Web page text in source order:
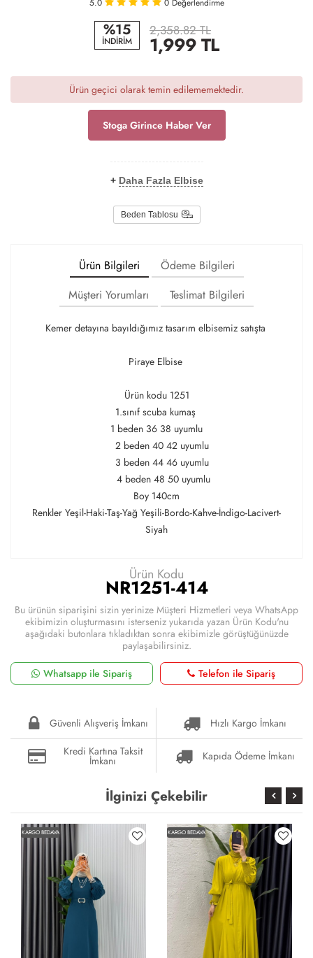
5.0 0 Değerlendirme
%15
İNDİRİM
2,358.82 TL
1,999TL
Ürün geçici olarak temin edilememektedir.
Stoga Girince Haber Ver
+ Daha Fazla Elbise
Beden Tablosu
Ürün Bilgileri
Ödeme Bilgileri
Müşteri Yorumları
Teslimat Bilgileri
Kemer detayına bayıldığımız tasarım elbisemiz satışta
Piraye Elbise
Ürün kodu 1251
1.sınıf scuba kumaş
1 beden 36 38 uyumlu
2 beden 40 42 uyumlu
3 beden 44 46 uyumlu
4 beden 48 50 uyumlu
Boy 140cm
Renkler Yeşil-Haki-Taş-Yağ Yeşili-Bordo-Kahve-İndigo-Lacivert-
Siyah
Ürün Kodu
NR1251-414
Bu ürünün siparişini sizin yerinize Müşteri Hizmetleri veya WhatsApp
ekibimizin oluşturmasını isterseniz yukarıda yazan Ürün Kodu'nu
aşağıdaki butonlara tıkladıktan sonra ekibimizle görüştüğünüzde
paylaşabilirsiniz.
Whatsapp ile Sipariş
Telefon ile Sipariş
Güvenli Alışveriş İmkanı
Hızlı Kargo İmkanı
Kredi Kartına Taksit
İmkanı Kapıda Ödeme İmkanı
İlginizi Çekebilir
KARGO BEDAVA KARGO BEDAVA